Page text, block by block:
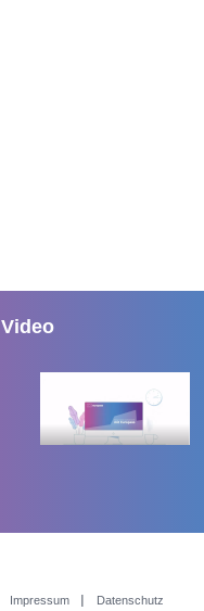
Video
Impressum Datenschutz